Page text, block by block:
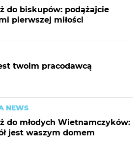
do biskupów: podążajcie
pierwszej miłości
twoim pracodawcą
NEWS
do młodych Wietnamczyków:
jest waszym domem